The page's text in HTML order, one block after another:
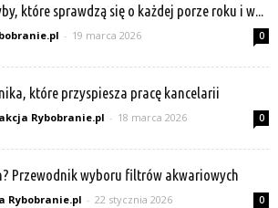
które sprawdzą się o każdej porze roku i w...
- 19 marca 2026 0
które przyspiesza pracę kancelarii
Rybobranie.pl - 18 marca 2026 0
Przewodnik wyboru filtrów akwariowych
Rybobranie.pl - 22 stycznia 2026 0